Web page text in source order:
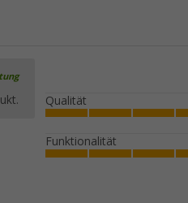
Qualität
Funktionalität